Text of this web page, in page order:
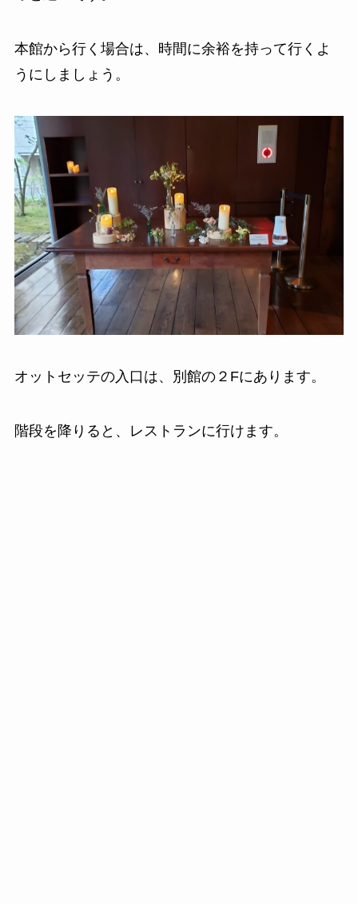
本館から行く場合は、時間に余裕を持って行くよ
うにしましょう。
オットセッテの入口は、別館の２Fにあります。
階段を降りると、レストランに行けます。